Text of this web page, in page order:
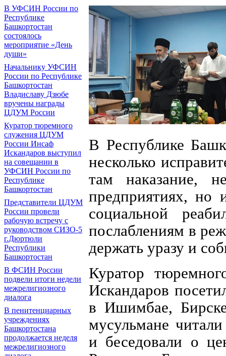
В УФСИН России по
Республике
Башкортостан
состоялось
мероприятие «День
души»
Начальнику УФСИН
России по Республике
Башкортостан
Владиславу Дзюбе
вручены награды
ЦДУМ России
Куратор тюремного
служения ЦДУМ
России Инсаф
Искандаров выступил
на совещании в
УФСИН России по
Республике
Башкортостан
Представители ЦДУМ
России провели
рабочую встречу с
руководством СИЗО-5
г.Дюртюли
Республики
Башкортостан
В ФСИН России
подвели итоги недели
межрелигиозного
диалога
В пенитенциарных
учреждениях
Башкортостана
продолжается неделя
межрелигиозного
В Республике
несколько
там наказание,
предприятиях, но
социальной
послаблениям в
держать уразу и
Куратор
Искандаров
в Ишимбае,
мусульмане
и беседовали о